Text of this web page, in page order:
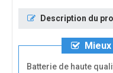
Description du
Batterie de haute